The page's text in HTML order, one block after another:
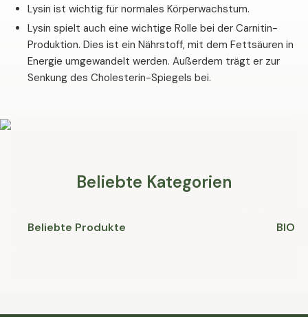
Lysin ist wichtig für normales Körperwachstum.
Lysin spielt auch eine wichtige Rolle bei der Carnitin-
Produktion. Dies ist ein Nährstoff, mit dem Fettsäuren in
Energie umgewandelt werden. Außerdem trägt er zur
Senkung des Cholesterin-Spiegels bei.
Beliebte Kategorien
Beliebte Produkte BIO